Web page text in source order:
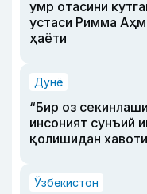
умр отасини
устаси Римма
ҳаёти
Дунё
“Бир оз
инсоният сунъий
қолишидан
Ўзбекистон